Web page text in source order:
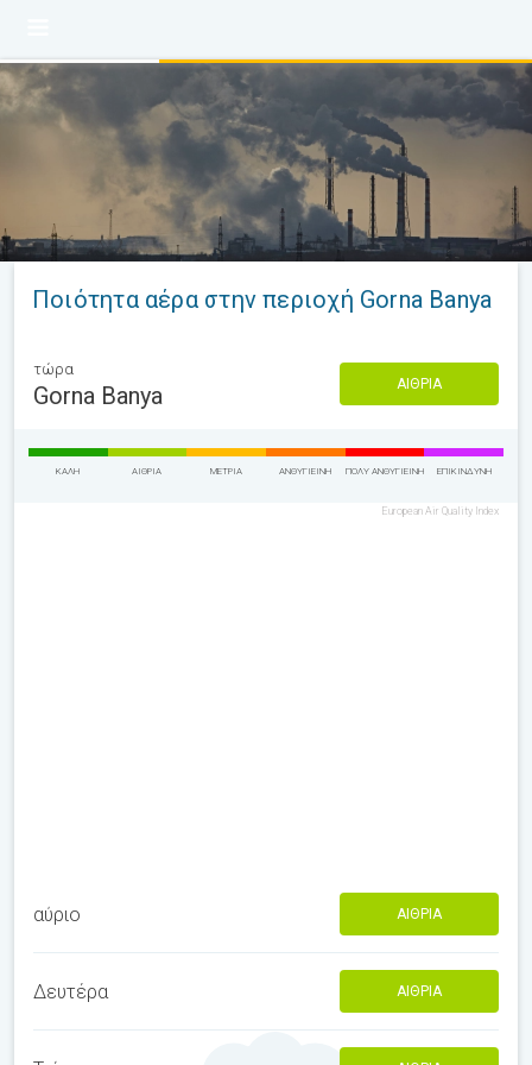
Ποιότητα αέρα στην περιοχή Gorna Banya
τώρα
Gorna Banya ΑΊΘΡΙΑ
ΚΑΛΉ ΑΊΘΡΙΑ ΜΈΤΡΙΑ ΑΝΘΥΓΙΕΙΝΉ ΠΟΛΎ ΑΝΘΥΓΙΕΙΝΉ ΕΠΙΚΊΝΔΥΝΗ
European Air Quality Index
αύριο ΑΊΘΡΙΑ
Δευτέρα ΑΊΘΡΙΑ